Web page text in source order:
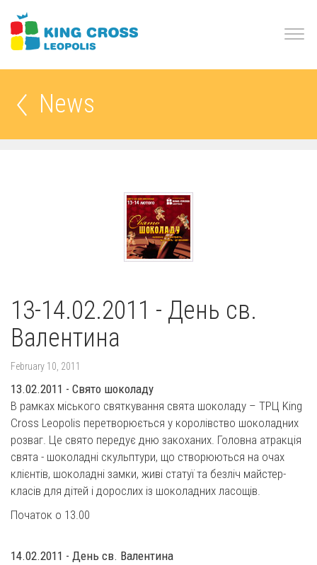
News
13-14.02.2011 - День св.
Валентина
February 10, 2011
13.02.2011 - Свято шоколаду
В рамках міського святкування свята шоколаду – ТРЦ King
Cross Leopolis перетворюється у королівство шоколадних
розваг. Це свято передує дню закоханих. Головна атракція
свята - шоколадні скульптури, що створюються на очах
клієнтів, шоколадні замки, живі статуї та безліч майстер-
класів для дітей і дорослих із шоколадних ласощів.
Початок о 13.00
14.02.2011 - День св. Валентина